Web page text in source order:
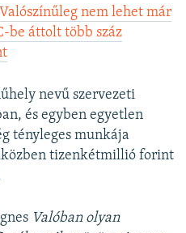
Valószínűleg nem lehet már
be áttolt több száz
nevű szervezeti
és egyben egyetlen
tényleges munkája
tizenkétmillió forint
Valóban olyan